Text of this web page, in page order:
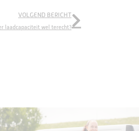
VOLGEND BERICHT
laadcapaciteit wel terecht?